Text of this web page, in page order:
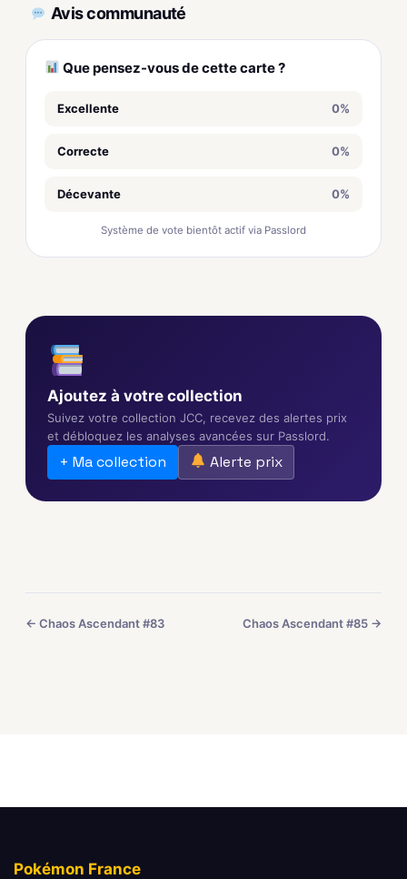
Avis communauté
Que pensez-vous de cette carte ?
Excellente 0%
Correcte 0%
Décevante 0%
Système de vote bientôt actif via Passlord
Ajoutez à votre collection
Suivez votre collection JCC, recevez des alertes prix
et débloquez les analyses avancées sur Passlord.
+ Ma collection Alerte prix
← Chaos Ascendant #83 Chaos Ascendant #85 →
Pokémon France